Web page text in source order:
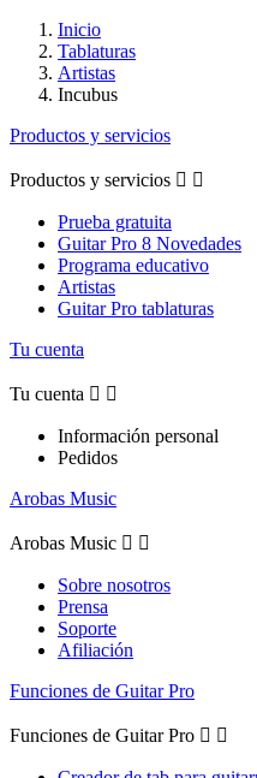
Inicio
Tablaturas
Artistas
Incubus
Productos y servicios
Productos y servicios  
Prueba gratuita
Guitar Pro 8 Novedades
Programa educativo
Artistas
Guitar Pro tablaturas
Tu cuenta
Tu cuenta  
Información personal
Pedidos
Arobas Music
Arobas Music  
Sobre nosotros
Prensa
Soporte
Afiliación
Funciones de Guitar Pro
Funciones de Guitar Pro  